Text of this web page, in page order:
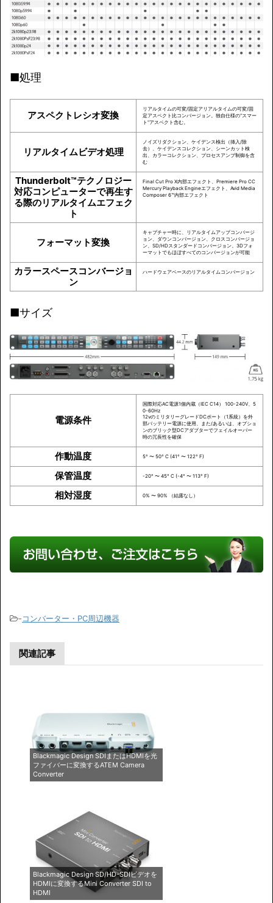
■処理
アスペクトレシオ変換
リアルタイムの可変/固定アリアルタイムの可変/固
定アスペクト比コンバージョン。独自仕様の"スマー
ト"アスペクト含む。
リアルタイムビデオ処理
ノイズリダクション、ケイデンス検出（挿入/除
去）、ケイデンスコレクション、シーンカット検
出、カラーコレクション、プロセスアンプ制御を含
む
Thunderbolt™テクノロジー
対応コンピューターで再生す
る際のリアルタイムエフェク
ト
Final Cut Pro X内部エフェクト、Premiere Pro CC
Mercury Playback Engineエフェクト、Avid Media
Composer 6™内部エフェクト
フォーマット変換
キャプチャー時に、リアルタイムアップコンバージ
ョン、ダウンコンバージョン、クロスコンバージョ
ン、SD/HDスタンダードコンバージョン。3Dフォ
ーマットでもほぼすべてのコンバージョンが可能
カラースペースコンバージョ
ン
ハードウェアベースのリアルタイムコンバージョン
■サイズ
電源条件
国際対応AC電源1個内蔵（IEC C14） 100-240V、5
0-60Hz
12vのミリタリーグレードDCポート（1系統）を外
部バッテリー電源に使用、また/あるいは、オプショ
ンのブリック型DCアダプターでフェイルオーバー
時の冗長性を確保
作動温度 5° 〜 50° C (41° 〜 122° F)
保管温度 -20° 〜 45° C (-4° 〜 113° F)
相対湿度 0% 〜 90% （結露なし）
-コンバーター・PC周辺機器
関連記事
Blackmagic Design SDIまたはHDMIを光
ファイバーに変換するATEM Camera
Converter
Blackmagic Design SD/HD-SDIビデオを
HDMIに変換するMini Converter SDI to
HDMI